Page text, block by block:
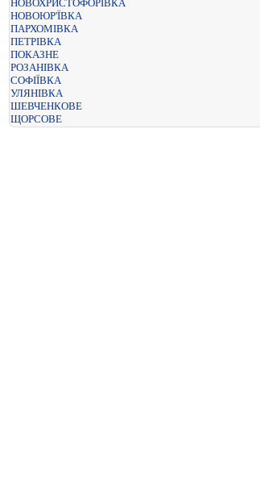
НОВОХРИСТОФОРІВКА
НОВОЮР'ЇВКА
ПАРХОМІВКА
ПЕТРІВКА
ПОКАЗНЕ
РОЗАНІВКА
СОФІЇВКА
УЛЯНІВКА
ШЕВЧЕНКОВЕ
ЩОРСОВЕ